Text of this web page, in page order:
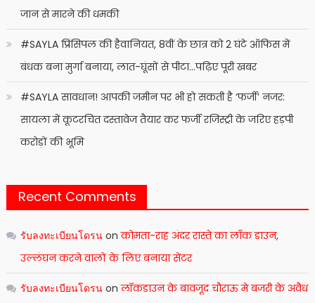
जान से मारने की धमकी
#SAYLA प्रिंसिपल की हैवानियत, 8वीं के छात्र को 2 घंटे ऑफिस में
बंधक बना मुर्गा बनाया, लात-घूंसों से पीटा…पढ़िए पूरी खबर
#SAYLA सावधान! आपकी जमीन पर भी हो सकती है ‘फर्जी’ नजर:
सायला में कूटरचित दस्तावेज तैयार कर फर्जी रजिस्ट्री के जरिए हड़पी
करोड़ों की भूमि
Recent Comments
รับลงทะเบียนโดรนonकोमता-राह अंदर रास्ते का लाँक डाउन,
उल्लंघन करने वालों के लिए बनाया सेंटर
รับลงทะเบียนโดรนonलॉकडाउन के बावजूद चौराऊ मे बजरी के अवैध